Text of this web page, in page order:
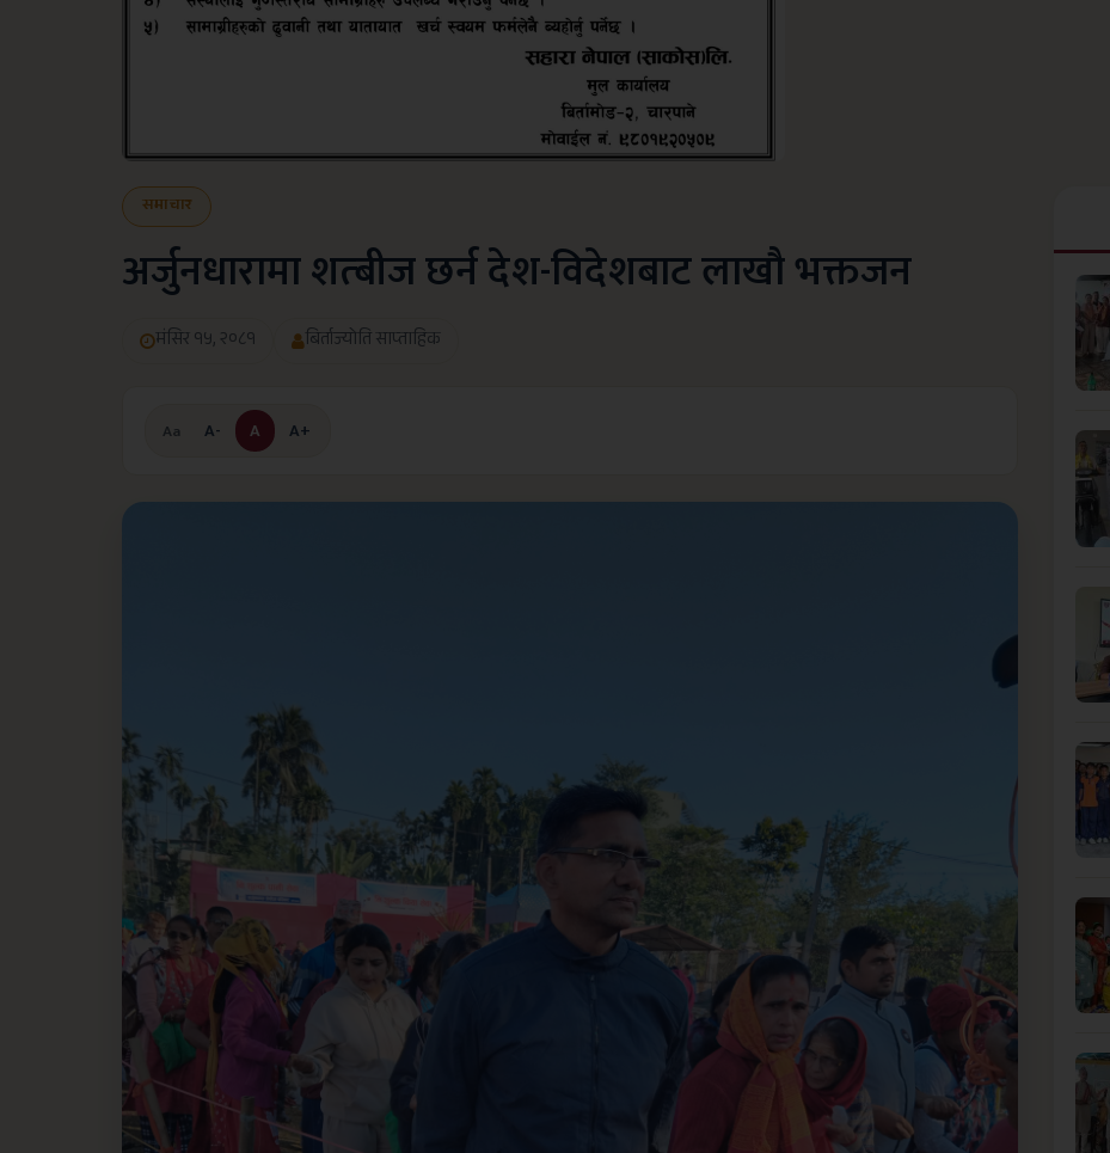
समाचार
अर्जुनधारामा शत्बीज छर्न देश-विदेशबाट लाखौ भक्तजन
मंसिर १५, २०८१ बिर्ताज्योति साप्ताहिक
Aa A- A A+